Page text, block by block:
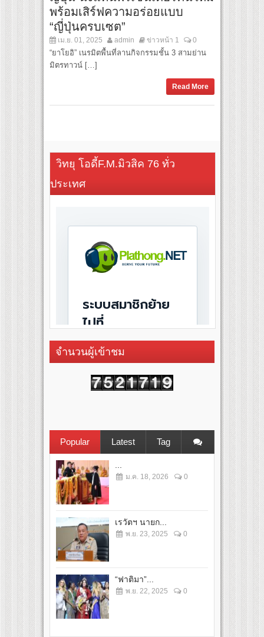
พร้อมเสิร์ฟความอร่อยแบบ
“ญี่ปุ่นครบเซต”
เม.ย. 01, 2025 admin ข่าวหน้า 1 0
“ยาโยอิ” เนรมิตพื้นที่ลานกิจกรรมชั้น 3 สามย่าน
มิตรทาวน์ […]
Read More
วิทยุ โอดี้F.M.มิวสิค 76 ทั่ว
ประเทศ
จำนวนผู้เข้าชม
Popular Latest Tag
ม.ค. 18, 2026 0
เรวัตฯ นายก...
พ.ย. 23, 2025 0
“ฟาติมา”...
พ.ย. 22, 2025 0